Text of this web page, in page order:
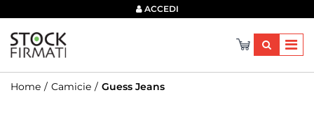
ACCEDI
Home Camicie Guess Jeans